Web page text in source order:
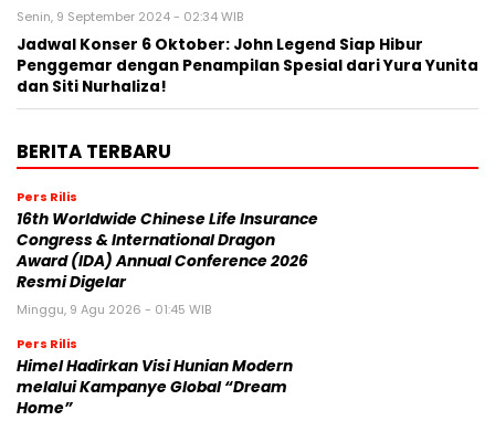
Senin, 9 September 2024 - 02:34 WIB
Jadwal Konser 6 Oktober: John Legend Siap Hibur
Penggemar dengan Penampilan Spesial dari Yura Yunita
dan Siti Nurhaliza!
BERITA TERBARU
Pers Rilis
16th Worldwide Chinese Life Insurance
Congress & International Dragon
Award (IDA) Annual Conference 2026
Resmi Digelar
Minggu, 9 Agu 2026 - 01:45 WIB
Pers Rilis
Himel Hadirkan Visi Hunian Modern
melalui Kampanye Global “Dream
Home”